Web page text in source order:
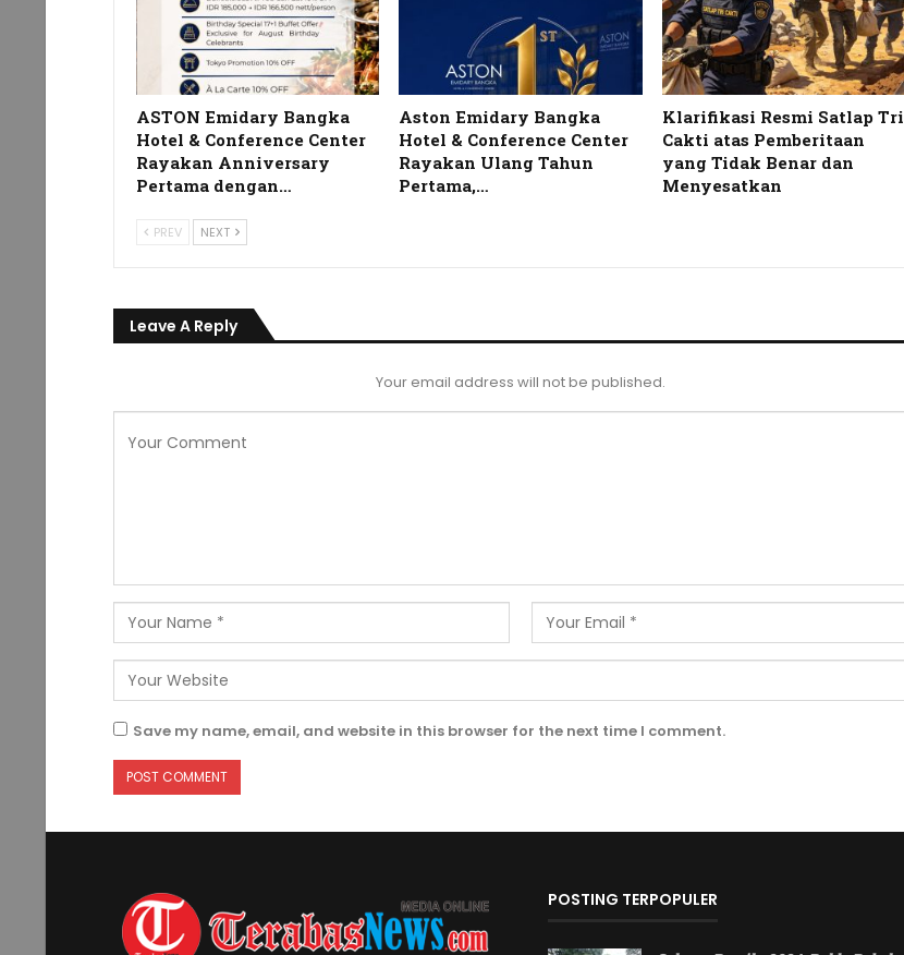
ASTON Emidary Bangka
Hotel & Conference Center
Rayakan Anniversary
Pertama dengan…
Aston Emidary Bangka
Hotel & Conference Center
Rayakan Ulang Tahun
Pertama,…
Klarifikasi Resmi Satlap Tri
Cakti atas Pemberitaan
yang Tidak Benar dan
Menyesatkan
PREV NEXT
Leave A Reply
Your email address will not be published.
Save my name, email, and website in this browser for the next time I comment.
POSTING TERPOPULER